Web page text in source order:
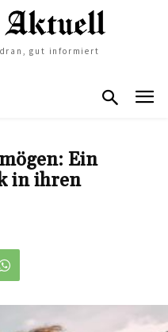
gut informiert
Ein
in ihren